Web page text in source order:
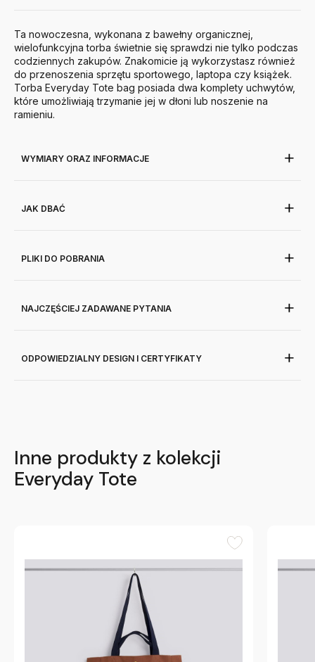
Ta nowoczesna, wykonana z bawełny organicznej,
wielofunkcyjna torba świetnie się sprawdzi nie tylko podczas
codziennych zakupów. Znakomicie ją wykorzystasz również
do przenoszenia sprzętu sportowego, laptopa czy książek.
Torba Everyday Tote bag posiada dwa komplety uchwytów,
które umożliwiają trzymanie jej w dłoni lub noszenie na
ramieniu.
WYMIARY ORAZ INFORMACJE
JAK DBAĆ
PLIKI DO POBRANIA
NAJCZĘŚCIEJ ZADAWANE PYTANIA
ODPOWIEDZIALNY DESIGN I CERTYFIKATY
Inne produkty z kolekcji
Everyday Tote